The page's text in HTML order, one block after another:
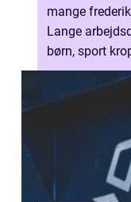
mange
Lange
børn,